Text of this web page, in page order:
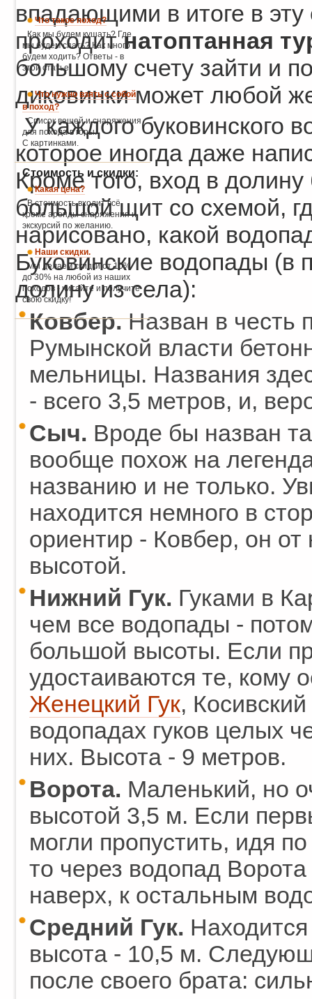
впадающими в итоге в
проходитнатоптанная
большому счету зайти и
диковинки может любой
У каждого буковинского
которое иногда даже
Кроме того, вход в
большой щит со схемой,
нарисовано, какой
Буковинские водопады (в
долину из села):
Ковбер.Назван в честь
Румынской власти
мельницы. Названия
- всего 3,5 метров, и,
Сыч. Вроде бы назван
вообще похож на
названию и не только.
находится немного в
ориентир - Ковбер, он от
высотой.
Нижний Гук. Гуками в
чем все водопады -
большой высоты. Если
удостаиваются те, кому
Женецкий Гук,
водопадах гуков целых
них. Высота - 9 метров.
Ворота. Маленький, но
высотой 3,5 м. Если
могли пропустить, идя
то через водопад
наверх, к остальным
Средний Гук.
высота - 10,5 м.
после своего брата:
Что такое поход?
Как мы будем кушать? Где
мы будем спать? Как много
будем ходить? Ответы - в
этой статье.
Что нужно взять с собой
в поход?
Список вещей и снаряжения
для похода в горы.
С картинками.
Стоимость и скидки:
Какая цена?
В стоимость входит всё,
кроме аренды снаряжения и
экскурсий по желанию.
Наши скидки.
Мы делаем скидки от 10%
до 30% на любой из наших
походов - читайте и получите
свою скидку!